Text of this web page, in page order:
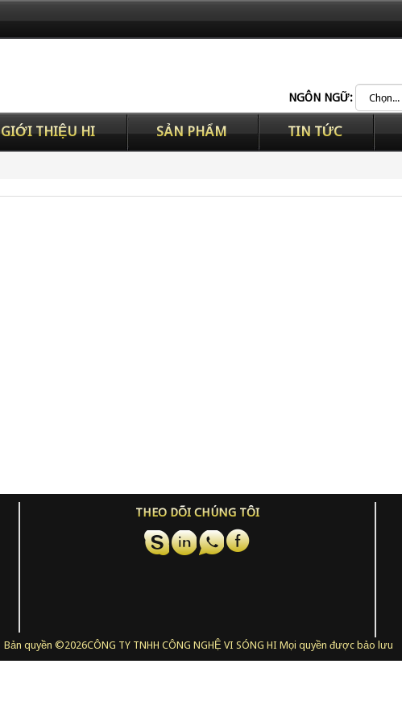
NGÔN NGỮ:
GIỚI THIỆU HI SẢN PHẨM TIN TỨC
THEO DÕI CHÚNG TÔI
Bản quyền ©2026CÔNG TY TNHH CÔNG NGHỆ VI SÓNG HI Mọi quyền được bảo lưu